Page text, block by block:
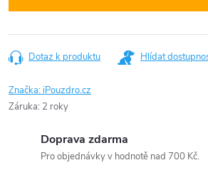
Dotaz k produktu Hlídat
Značka:iPouzdro.cz
Záruka: 2 roky
Doprava zdarma
Pro objednávky v hodnotě nad 700 Kč.